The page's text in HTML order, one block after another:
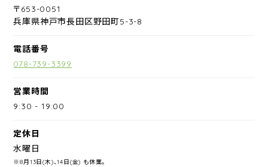
〒653-0051
兵庫県神戸市長田区野田町5-3-8
電話番号
078-739-3399
営業時間
9:30 -19:00
定休日
水曜日
※8月13日(木)、14日(金) も休業。